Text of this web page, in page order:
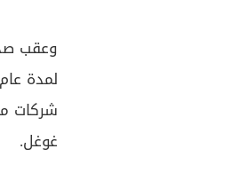
وعقب
لمدة
شركات
غوغل.